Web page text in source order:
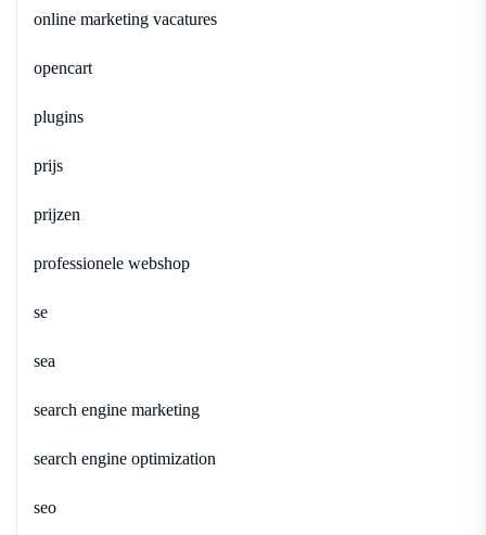
online marketing vacatures
opencart
plugins
prijs
prijzen
professionele webshop
se
sea
search engine marketing
search engine optimization
seo